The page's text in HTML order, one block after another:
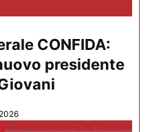
CONFIDA:
presidente